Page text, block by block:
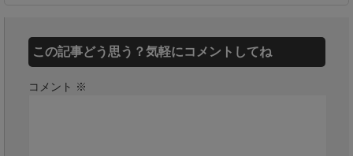
この記事どう思う？気軽にコメントしてね
コメント ※